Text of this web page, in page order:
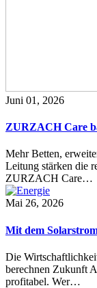
Juni 01, 2026
ZURZACH Care
Mehr Betten,
Leitung stärken die
ZURZACH Care…
Mai 26, 2026
Mit dem
Die
berechnen Zukunft
profitabel. Wer…